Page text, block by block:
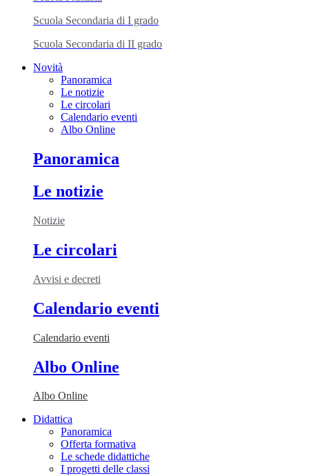
Scuola Secondaria di I grado
Scuola Secondaria di II grado
Novità
Panoramica
Le notizie
Le circolari
Calendario eventi
Albo Online
Panoramica
Le notizie
Notizie
Le circolari
Avvisi e decreti
Calendario eventi
Calendario eventi
Albo Online
Albo Online
Didattica
Panoramica
Offerta formativa
Le schede didattiche
I progetti delle classi